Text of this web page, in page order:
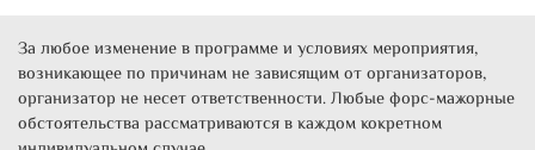
За любое изменение в программе и условиях мероприятия,
возникающее по причинам не зависящим от организаторов,
организатор не несет ответственности. Любые форс-мажорные
обстоятельства рассматриваются в каждом кокретном